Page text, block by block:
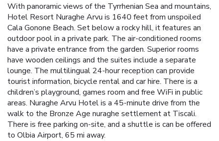
With panoramic views of the Tyrrhenian Sea and mountains,
Hotel Resort Nuraghe Arvu is 1640 feet from unspoiled
Cala Gonone Beach. Set below a rocky hill, it features an
outdoor pool in a private park. The air-conditioned rooms
have a private entrance from the garden. Superior rooms
have wooden ceilings and the suites include a separate
lounge. The multilingual 24-hour reception can provide
tourist information, bicycle rental and car hire. There is a
children’s playground, games room and free WiFi in public
areas. Nuraghe Arvu Hotel is a 45-minute drive from the
walk to the Bronze Age nuraghe settlement at Tiscali.
There is free parking on-site, and a shuttle is can be offered
to Olbia Airport, 65 mi away.